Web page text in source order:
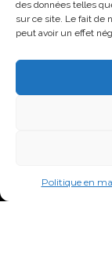
des données telles
sur ce site. Le fait de
peut avoir un effet
Politique en
a
c
e
Lovo primée
responsable
Nouvelle
Lovo annonce
classification